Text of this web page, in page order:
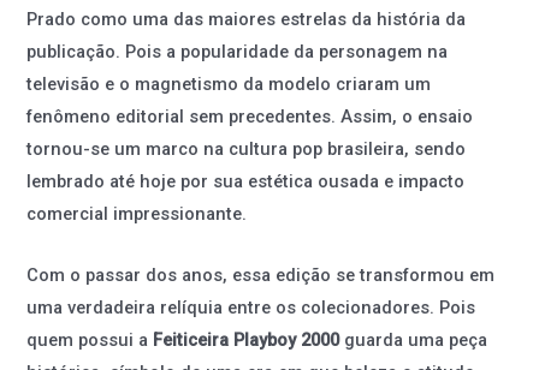
Prado como uma das maiores estrelas da história da
publicação. Pois a popularidade da personagem na
televisão e o magnetismo da modelo criaram um
fenômeno editorial sem precedentes. Assim, o ensaio
tornou-se um marco na cultura pop brasileira, sendo
lembrado até hoje por sua estética ousada e impacto
comercial impressionante.
Com o passar dos anos, essa edição se transformou em
uma verdadeira relíquia entre os colecionadores. Pois
quem possui a Feiticeira Playboy 2000guarda uma peça